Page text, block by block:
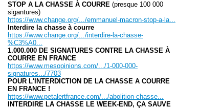
STOP A LA CHASSE À COURRE (presque 100 000
sigantures)
https://www.change.org/.../emmanuel-macron-stop-a-la...
Interdire la chasse à courre
https://www.change.org/.../interdire-la-chasse-
%C3%A0...
1.000.000 DE SIGNATURES CONTRE LA CHASSE À
COURRE EN FRANCE
https://www.mesopinions.com/.../1-000-000-
signatures.../7703
POUR L'INTERDICTION DE LA CHASSE A COURRE
EN FRANCE !
https://www.petalertfrance.com/.../abolition-chasse...
INTERDIRE LA CHASSE LE WEEK-END, ÇA SAUVE